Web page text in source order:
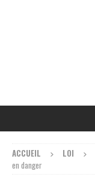
ACCUEIL LOI
en danger